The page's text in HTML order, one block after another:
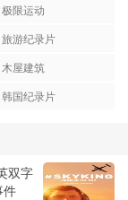
极限运动
旅游纪录片
木屋建筑
韩国纪录片
双字
件